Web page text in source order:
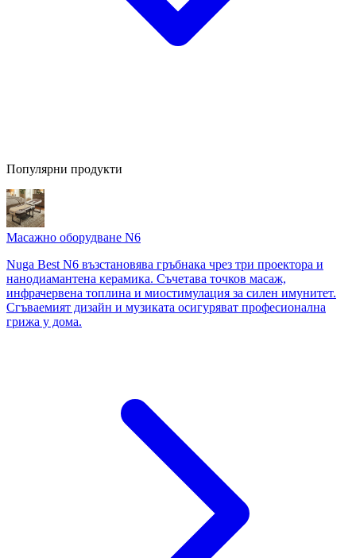
Популярни продукти
Масажно оборудване N6
Nuga Best N6 възстановява гръбнака чрез три проектора и
нанодиамантена керамика. Съчетава точков масаж,
инфрачервена топлина и миостимулация за силен имунитет.
Сгъваемият дизайн и музиката осигуряват професионална
грижа у дома.